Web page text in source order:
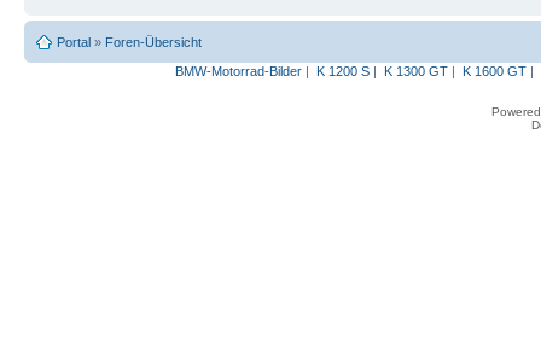
Portal » Foren-Übersicht
BMW-Motorrad-Bilder| K 1200 S| K 1300 GT| K 1600 GT|